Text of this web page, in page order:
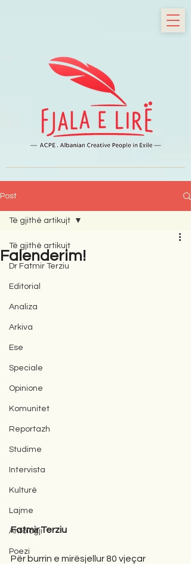
Post
Të gjithë artikujt
Dr Fatmir Terziu
Editorial
Analiza
Arkiva
Ese
Speciale
Opinione
Komunitet
Reportazh
Studime
Intervista
Kulturë
Lajme
Antologji
Poezi
Të gjithë artikujt
Falenderim!
Fatmir Terziu
Për burrin e mirësjellur 80 vjeçar